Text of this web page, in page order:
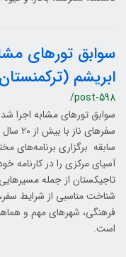
سوابق تورهای
ابریشم
/post-598
سوابق تورهای مشابه اجرا
سابقه برگزاری برنامه‌های
آسیای مرکزی را در کارنامه
تاجیکستان از جمله
شناخت مناسبی از شرایط
فرهنگی، شهرهای مهم و
است.